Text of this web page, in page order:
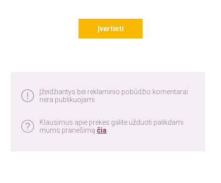
Įvertinti
Įžeidžiantys bei reklaminio pobūdžio komentarai
nėra publikuojami
Klausimus apie prekes galite užduoti palikdami
mums pranešimą čia